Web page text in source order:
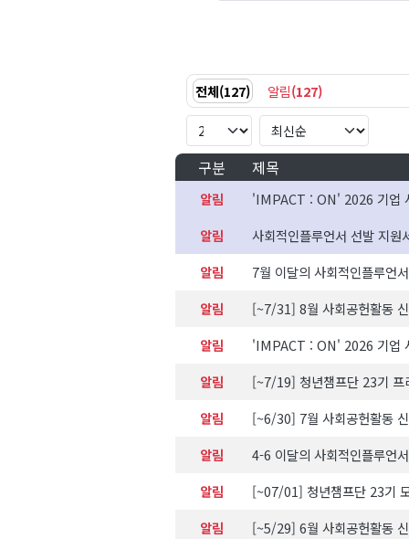
전체(127) 알림(127)
구분 제목
알림
알림
사회적인플루언서 선발 지원
알림
7월 이달의 사회적인플루언서
알림
[~7/31] 8월 사회공헌활동
알림
알림
[~7/19] 청년챔프단 23기 프
알림
[~6/30] 7월 사회공헌활동
알림
4-6 이달의 사회적인플루언
알림
[~07/01] 청년챔프단 23기
알림
[~5/29] 6월 사회공헌활동